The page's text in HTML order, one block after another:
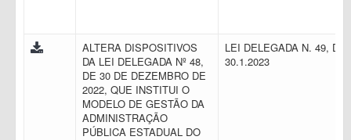
ALTERA DISPOSITIVOS
DA LEI DELEGADA Nº 48,
DE 30 DE DEZEMBRO DE
2022, QUE INSTITUI O
MODELO DE GESTÃO DA
ADMINISTRAÇÃO
PÚBLICA ESTADUAL DO
LEI DELEGADA N. 49, DE
30.1.2023